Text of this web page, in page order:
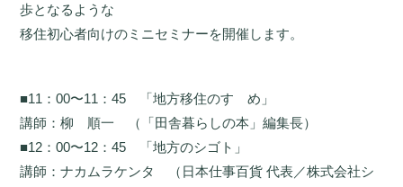
歩となるような
移住初心者向けのミニセミナーを開催します。
■11：00〜11：45 「地方移住のすゝめ」
講師：柳 順一 （「田舎暮らしの本」編集長）
■12：00〜12：45 「地方のシゴト」
講師：ナカムラケンタ （日本仕事百貨 代表／株式会社シ